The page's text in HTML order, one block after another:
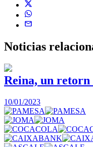
Noticias
Reina, un retorn
10/01/2023